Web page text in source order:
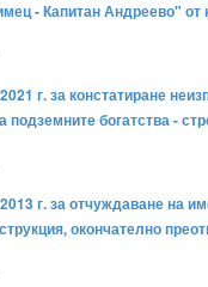
- Капитан Андреево" от
г. за констатиране
подземните богатства -
г. за отчуждаване на
окончателно